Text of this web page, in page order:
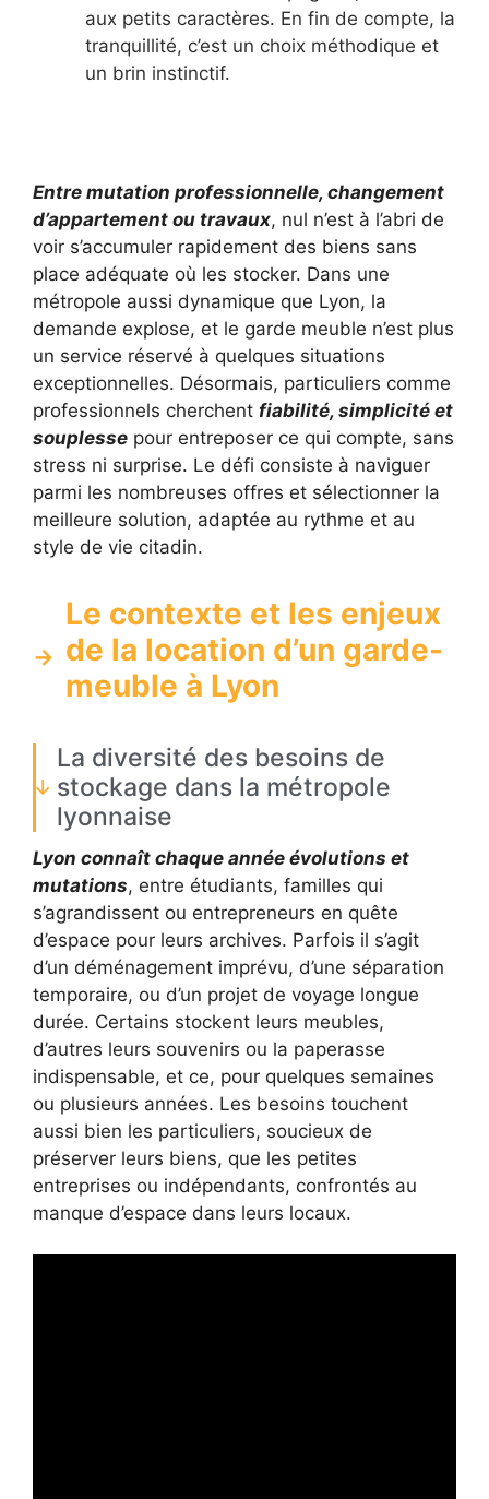
aux petits caractères. En fin de compte, la
tranquillité, c’est un choix méthodique et
un brin instinctif.
Entre mutation professionnelle, changement
d’appartement ou travaux, nul n’est à l’abri de
voir s’accumuler rapidement des biens sans
place adéquate où les stocker. Dans une
métropole aussi dynamique que Lyon, la
demande explose, et le garde meuble n’est plus
un service réservé à quelques situations
exceptionnelles. Désormais, particuliers comme
professionnels cherchent fiabilité, simplicité et
souplesse pour entreposer ce qui compte, sans
stress ni surprise. Le défi consiste à naviguer
parmi les nombreuses offres et sélectionner la
meilleure solution, adaptée au rythme et au
style de vie citadin.
Le contexte et les enjeux
de la location d’un garde-
meuble à Lyon
La diversité des besoins de
stockage dans la métropole
lyonnaise
Lyon connaît chaque année évolutions et
mutations, entre étudiants, familles qui
s’agrandissent ou entrepreneurs en quête
d’espace pour leurs archives. Parfois il s’agit
d’un déménagement imprévu, d’une séparation
temporaire, ou d’un projet de voyage longue
durée. Certains stockent leurs meubles,
d’autres leurs souvenirs ou la paperasse
indispensable, et ce, pour quelques semaines
ou plusieurs années. Les besoins touchent
aussi bien les particuliers, soucieux de
préserver leurs biens, que les petites
entreprises ou indépendants, confrontés au
manque d’espace dans leurs locaux.